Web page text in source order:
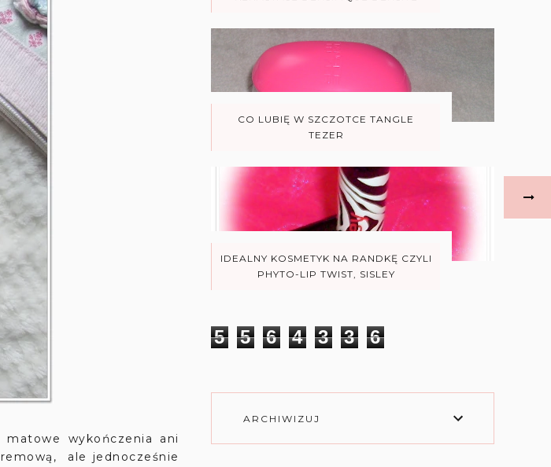
wykończenia ani
ale jednocześnie
CO LUBIĘ W SZCZOTCE TANGLE
TEZER
IDEALNY KOSMETYK NA RANDKĘ CZYLI
PHYTO-LIP TWIST, SISLEY
5 5 6 4 3 3 6
ARCHIWIZUJ